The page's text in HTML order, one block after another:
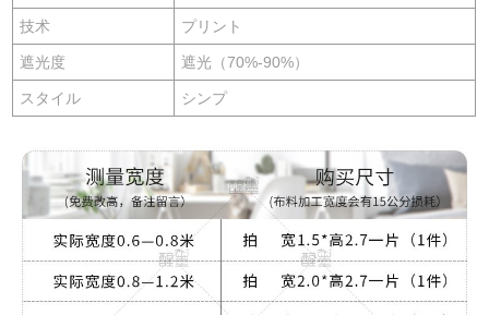
技术 プリント
遮光度 遮光（70%-90%）
スタイル シンプ